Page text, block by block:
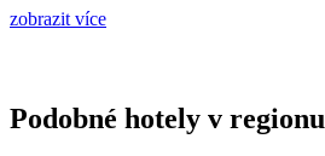
zobrazit více
Podobné hotely v regionu